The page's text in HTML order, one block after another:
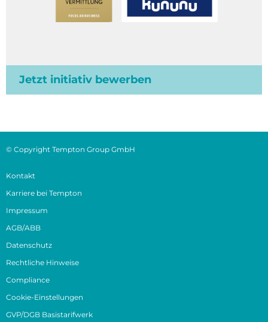
Jetzt initiativ bewerben
© Copyright Tempton Group GmbH
Kontakt
Karriere bei Tempton
Impressum
AGB/ABB
Datenschutz
Rechtliche Hinweise
Compliance
Cookie-Einstellungen
GVP/DGB Basistarifwerk